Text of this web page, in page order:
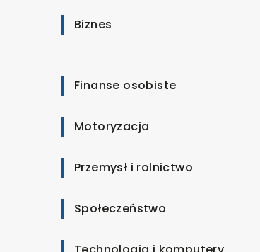
Biznes
Finanse osobiste
Motoryzacja
Przemysł i rolnictwo
Społeczeństwo